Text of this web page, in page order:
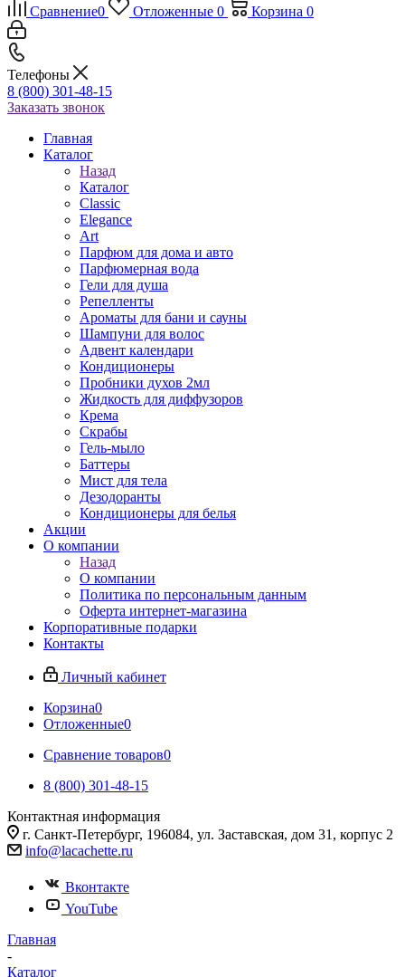
Сравнение0 Отложенные 0 Корзина 0
Телефоны
8 (800) 301-48-15
Заказать звонок
Главная
Каталог
Назад
Каталог
Classic
Elegance
Art
Парфюм для дома и авто
Парфюмерная вода
Гели для душа
Репелленты
Ароматы для бани и сауны
Шампуни для волос
Адвент календари
Кондиционеры
Пробники духов 2мл
Жидкость для диффузоров
Крема
Скрабы
Гель-мыло
Баттеры
Мист для тела
Дезодоранты
Кондиционеры для белья
Акции
О компании
Назад
О компании
Политика по персональным данным
Оферта интернет-магазина
Корпоративные подарки
Контакты
Личный кабинет
Корзина0
Отложенные0
Сравнение товаров0
8 (800) 301-48-15
Контактная информация
г. Санкт-Петербург, 196084, ул. Заставская, дом 31, корпус 2
info@lacachette.ru
Вконтакте
YouTube
Главная
-
Каталог